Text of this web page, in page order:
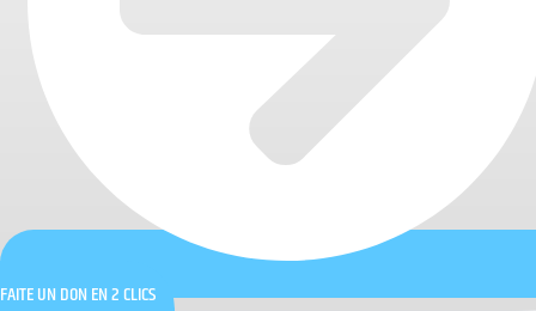
FAITE UN DON EN 2 CLICS